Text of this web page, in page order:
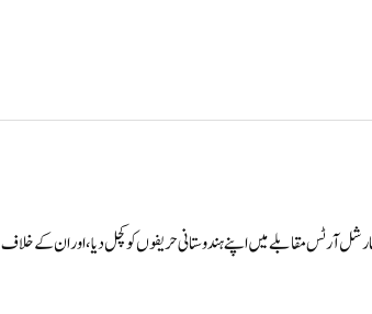
آرٹس مقابلے میں اپنے ہندوستانی حریفوں کو کچل دیا، اوران کے خلاف